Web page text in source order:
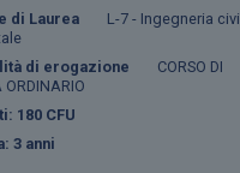
di Laurea
L-7 - Ingegneria
di erogazione
CORSO DI
ORDINARIO
180 CFU
3 anni